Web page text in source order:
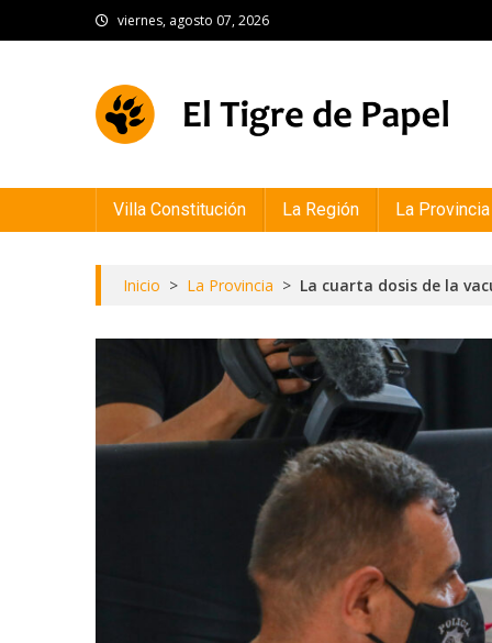
to
viernes, agosto 07, 2026
Villa Constitución La Región La Provincia
Inicio > La Provincia > La cuarta dosis de la